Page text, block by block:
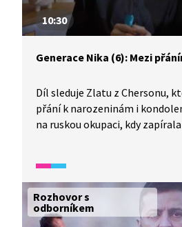
10:30
Generace Nika (6): Mezi
Díl sleduje Zlatu z Chersonu,
přání k narozeninám i
na ruskou okupaci, kdy
čeká branná povinnost. Zlata
filmový štáb, zatímco v
a Valéra připravují na vlastní
však přeruší výbuchy u
Rozhovor s
odborníkem